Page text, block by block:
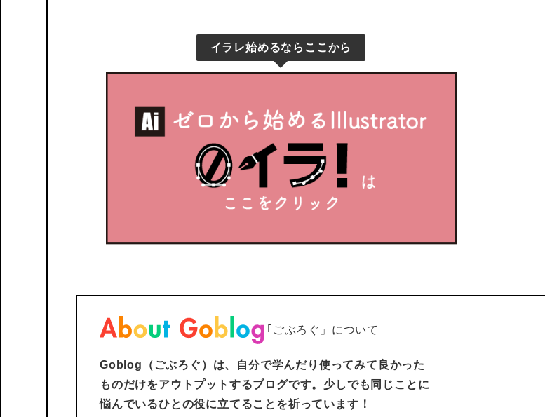
イラレ始めるならここから
｢ごぶろぐ」について
Goblog（ごぶろぐ）は、自分で学んだり使ってみて良かった
ものだけをアウトプットするブログです。少しでも同じことに
悩んでいるひとの役に立てることを祈っています！